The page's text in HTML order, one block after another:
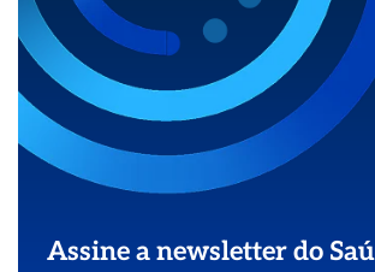
Assine a newsletter do